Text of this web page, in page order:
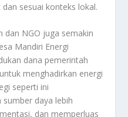
sesuai konteks lokal.
dan NGO juga semakin
Mandiri Energi
dana pemerintah
menghadirkan energi
seperti ini
daya lebih
dan memperluas